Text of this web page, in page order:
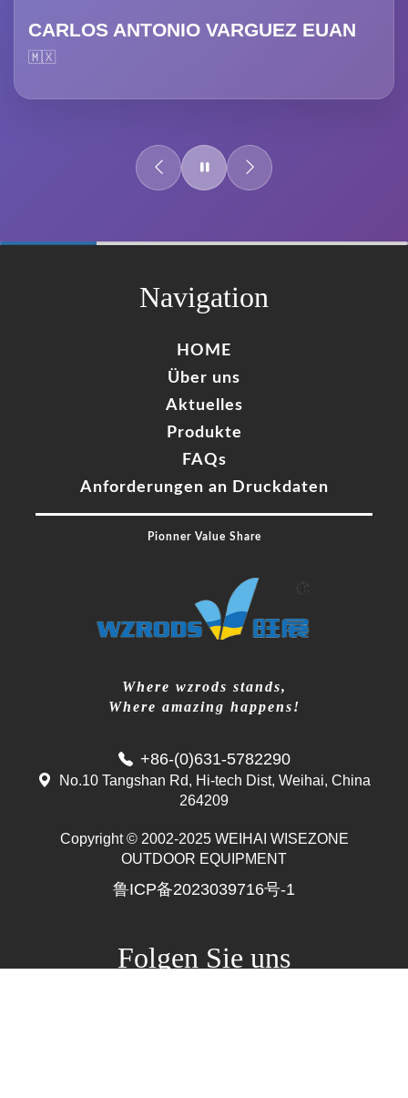
CARLOS ANTONIO VARGUEZ EUAN
🇲🇽
Navigation
HOME
Über uns​
Aktuelles
Produkte
FAQs
Anforderungen an Druckdaten
Pionner Value Share
Where wzrods stands,
Where amazing happens!
+86-(0)631-5782290
No.10 Tangshan Rd, Hi-tech Dist, Weihai, China
264209
Copyright © 2002-2025 WEIHAI WISEZONE
OUTDOOR EQUIPMENT
鲁ICP备2023039716号-1
Folgen Sie uns
Mr. Zhang
+86-(0)631-5782290